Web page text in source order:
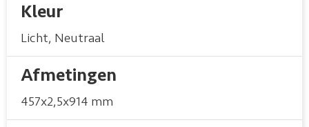
Kleur
Licht, Neutraal
Afmetingen
457x2,5x914 mm